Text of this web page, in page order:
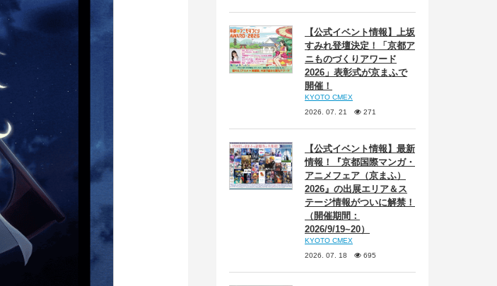
【公式イベント情報】上坂
すみれ登壇決定！「京都ア
ニものづくりアワード
2026」表彰式が京まふで
開催！
KYOTO CMEX
2026. 07. 21
271
【公式イベント情報】最新
情報！『京都国際マンガ・
アニメフェア（京まふ）
2026』の出展エリア＆ス
テージ情報がついに解禁！
（開催期間：
2026/9/19~20）
KYOTO CMEX
2026. 07. 18
695